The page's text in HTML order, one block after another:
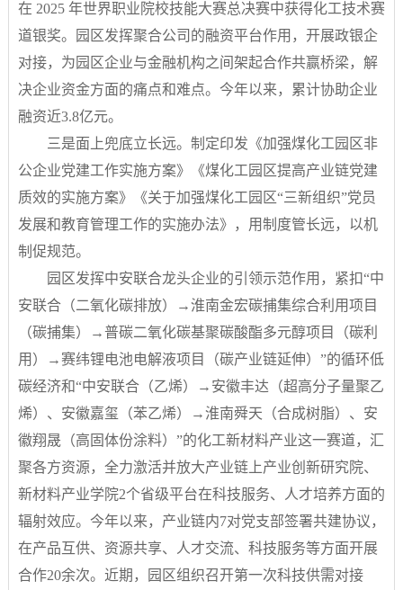
在 2025 年世界职业院校技能大赛总决赛中获得化工技术赛
道银奖。园区发挥聚合公司的融资平台作用，开展政银企
对接，为园区企业与金融机构之间架起合作共赢桥梁，解
决企业资金方面的痛点和难点。今年以来，累计协助企业
融资近3.8亿元。
三是面上兜底立长远。制定印发《加强煤化工园区非
公企业党建工作实施方案》《煤化工园区提高产业链党建
质效的实施方案》《关于加强煤化工园区“三新组织”党员
发展和教育管理工作的实施办法》，用制度管长远，以机
制促规范。
园区发挥中安联合龙头企业的引领示范作用，紧扣“中
安联合（二氧化碳排放）→淮南金宏碳捕集综合利用项目
（碳捕集）→普碳二氧化碳基聚碳酸酯多元醇项目（碳利
用）→赛纬锂电池电解液项目（碳产业链延伸）”的循环低
碳经济和“中安联合（乙烯）→安徽丰达（超高分子量聚乙
烯）、安徽嘉玺（苯乙烯）→淮南舜天（合成树脂）、安
徽翔晟（高固体份涂料）”的化工新材料产业这一赛道，汇
聚各方资源，全力激活并放大产业链上产业创新研究院、
新材料产业学院2个省级平台在科技服务、人才培养方面的
辐射效应。今年以来，产业链内7对党支部签署共建协议，
在产品互供、资源共享、人才交流、科技服务等方面开展
合作20余次。近期，园区组织召开第一次科技供需对接